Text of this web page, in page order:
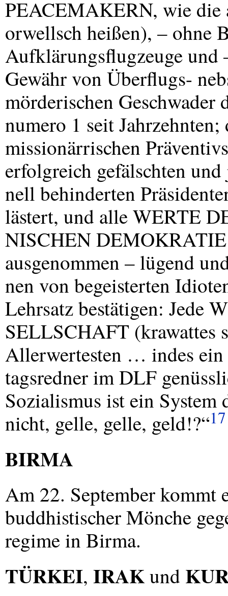
PEACEMAKERN, wie die
orwellsch heißen), – ohne
Aufklärungsflugzeuge und
Gewähr von Überflugs-
mörderischen
numero 1 seit
missionärrischen
erfolgreich gefälschten
nell behinderten
lästert, und alleWERTE
NISCHENDEMOKRATIE
ausgenommen – lügend
nen von begeisterten
Lehrsatz bestätigen: Jede
SELLSCHAFT (krawattes
Allerwertesten … indes ein
tagsredner imDLF
Sozialismus ist ein
nicht, gelle, gelle, geld!?“17
BIRMA
Am 22. September kommt
buddhistischer Mönche
regime in Birma.
TÜRKEI, IRAKund